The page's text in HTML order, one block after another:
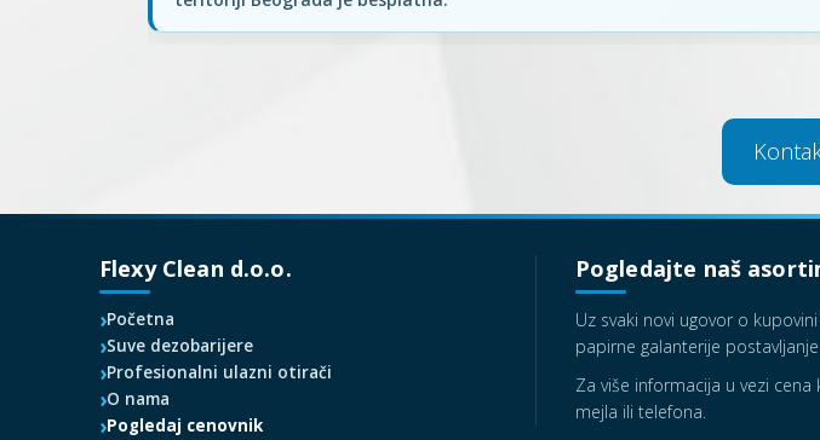
Flexy Clean d.o.o.
Početna
Suve dezobarijere
Profesionalni ulazni otirači
O nama
Pogledaj cenovnik
Pogledajte naš
Uz svaki novi ugovor o
papirne galanterije
Za više informacija u vezi
mejla ili telefona.